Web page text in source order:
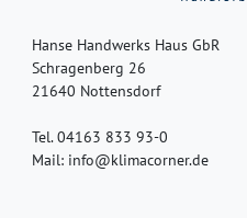
Hanse Handwerks Haus GbR
Schragenberg 26
21640 Nottensdorf
Tel. 04163 833 93-0
Mail: info@klimacorner.de